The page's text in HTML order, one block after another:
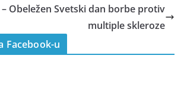
Obeležen Svetski dan borbe protiv
multiple skleroze
Facebook-u